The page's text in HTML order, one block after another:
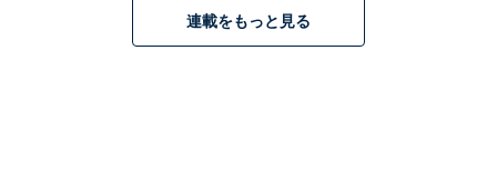
商品がない以上、他の出品物を探すのがスムーズ
連載をもっと見る